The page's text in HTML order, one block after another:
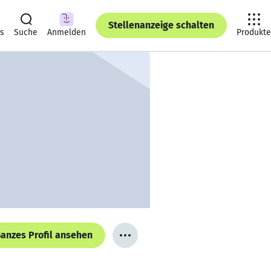
Suche Anmelden
Stellenanzeige schalten
Produkte
Profil ansehen